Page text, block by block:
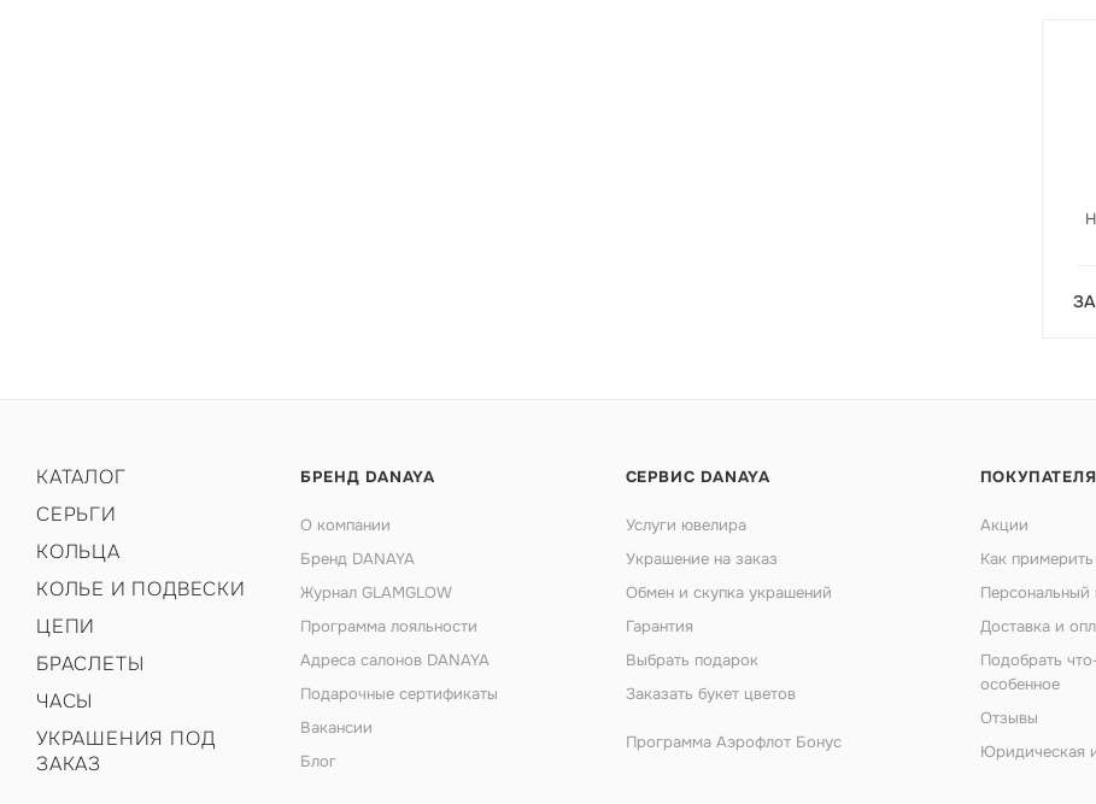
КАТАЛОГ
СЕРЬГИ
КОЛЬЦА
КОЛЬЕ И ПОДВЕСКИ
ЦЕПИ
БРАСЛЕТЫ
ЧАСЫ
УКРАШЕНИЯ ПОД
ЗАКАЗ
БРЕНД DANAYA
О компании
Бренд DANAYA
Журнал GLAMGLOW
Программа лояльности
Адреса салонов DANAYA
Подарочные сертификаты
Вакансии
Блог
СЕРВИС DANAYA
Услуги ювелира
Украшение на заказ
Обмен и скупка украшений
Гарантия
Выбрать подарок
Заказать букет цветов
Программа Аэрофлот Бонус
Акции
Как
Доставка и
Подобрать
особенное
Отзывы
Юридическая